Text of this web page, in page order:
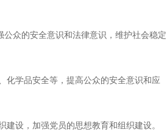
众的安全意识和法律意识，维护社会稳定
学品安全等，提高公众的安全意识和应
设，加强党员的思想教育和组织建设。